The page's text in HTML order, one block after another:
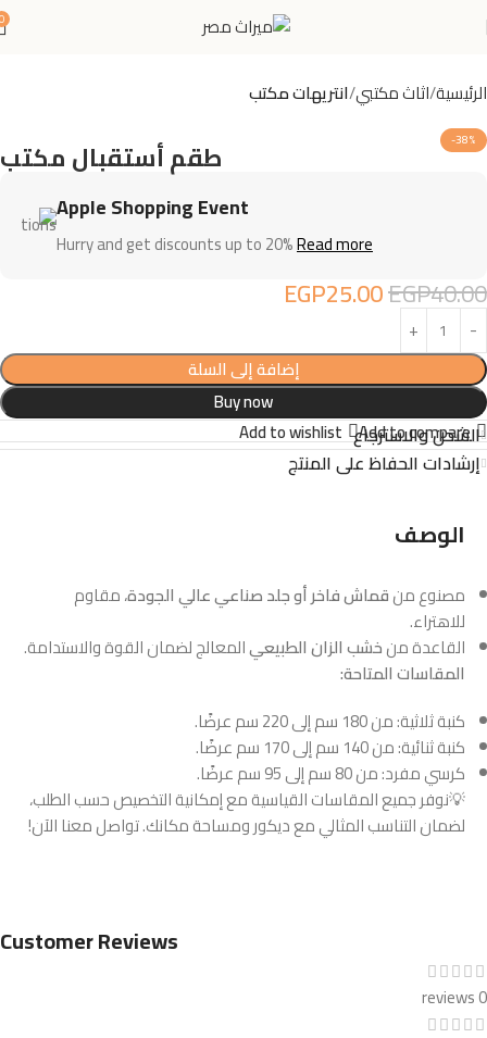
الرئيسية اثاث مكتبي انتريهات مكتب
-38% طقم أستقبال مكتب
Apple Shopping Event
Hurry and get discounts up to 20%Read more
EGP40.00
EGP25.00
إضافة إلى السلة
Buy now
Add to compare
Add to wishlist الشحن والاسترجاع
إرشادات الحفاظ على المنتج
الوصف
مصنوع منقماش فاخر أو جلد صناعي عالي الجودة، مقاوم
للاهتراء.
القاعدة منخشب الزان الطبيعيالمعالج لضمان القوة والاستدامة.
المقاسات المتاحة:
كنبة ثلاثية: من 180 سم إلى 220 سم عرضًا.
كنبة ثنائية: من 140 سم إلى 170 سم عرضًا.
كرسي مفرد: من 80 سم إلى 95 سم عرضًا.
💡نوفر جميع المقاسات القياسية مع إمكانية التخصيص حسب الطلب،
لضمان التناسب المثالي مع ديكور ومساحة مكانك. تواصل معنا الآن!
Customer Reviews
0 reviews